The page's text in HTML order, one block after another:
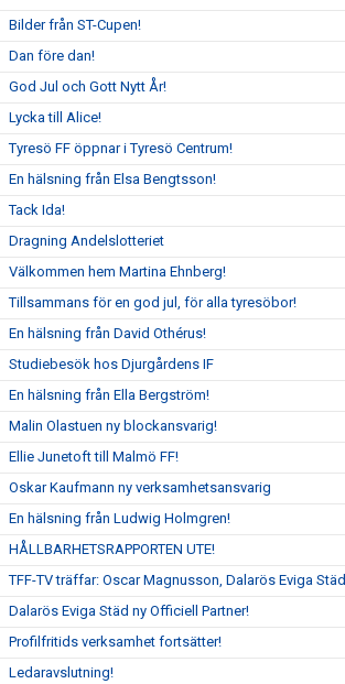
Bilder från ST-Cupen!
Dan före dan!
God Jul och Gott Nytt År!
Lycka till Alice!
Tyresö FF öppnar i Tyresö Centrum!
En hälsning från Elsa Bengtsson!
Tack Ida!
Dragning Andelslotteriet
Välkommen hem Martina Ehnberg!
Tillsammans för en god jul, för alla tyresöbor!
En hälsning från David Othérus!
Studiebesök hos Djurgårdens IF
En hälsning från Ella Bergström!
Malin Olastuen ny blockansvarig!
Ellie Junetoft till Malmö FF!
Oskar Kaufmann ny verksamhetsansvarig
En hälsning från Ludwig Holmgren!
HÅLLBARHETSRAPPORTEN UTE!
TFF-TV träffar: Oscar Magnusson, Dalarös Eviga Städ
Dalarös Eviga Städ ny Officiell Partner!
Profilfritids verksamhet fortsätter!
Ledaravslutning!